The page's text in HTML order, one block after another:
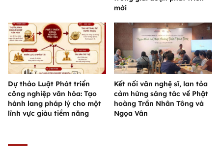
mới
Dự thảo Luật Phát triển
công nghiệp văn hóa: Tạo
hành lang pháp lý cho một
lĩnh vực giàu tiềm năng
Kết nối văn nghệ sĩ, lan tỏa
cảm hứng sáng tác về Phật
hoàng Trần Nhân Tông và
Ngọa Vân